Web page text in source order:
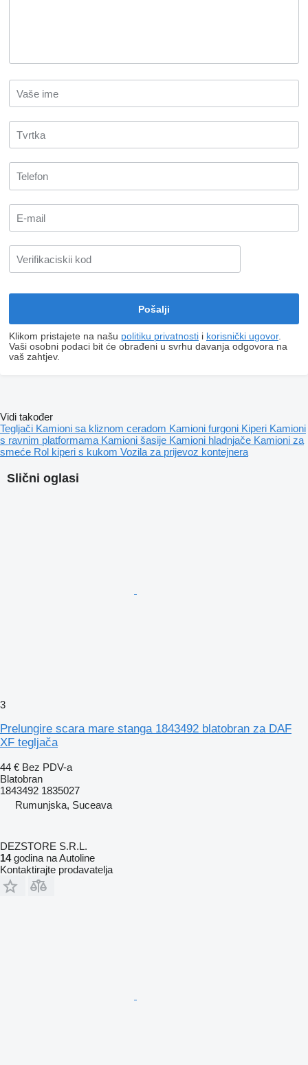
Klikom pristajete na našu politiku privatnosti i korisnički ugovor.
Vaši osobni podaci bit će obrađeni u svrhu davanja odgovora na
vaš zahtjev.
Slični oglasi
3
Prelungire scara mare stanga 1843492 blatobran za DAF
XF tegljača
44 € Bez PDV-a
Blatobran
1843492 1835027
Rumunjska, Suceava
DEZSTORE S.R.L.
14godina na Autoline
Kontaktirajte prodavatelja
Vidi također
Tegljači Kamioni sa kliznom ceradom Kamioni furgoni Kiperi Kamioni
s ravnim platformama Kamioni šasije Kamioni hladnjače Kamioni za
smeće Rol kiperi s kukom Vozila za prijevoz kontejnera